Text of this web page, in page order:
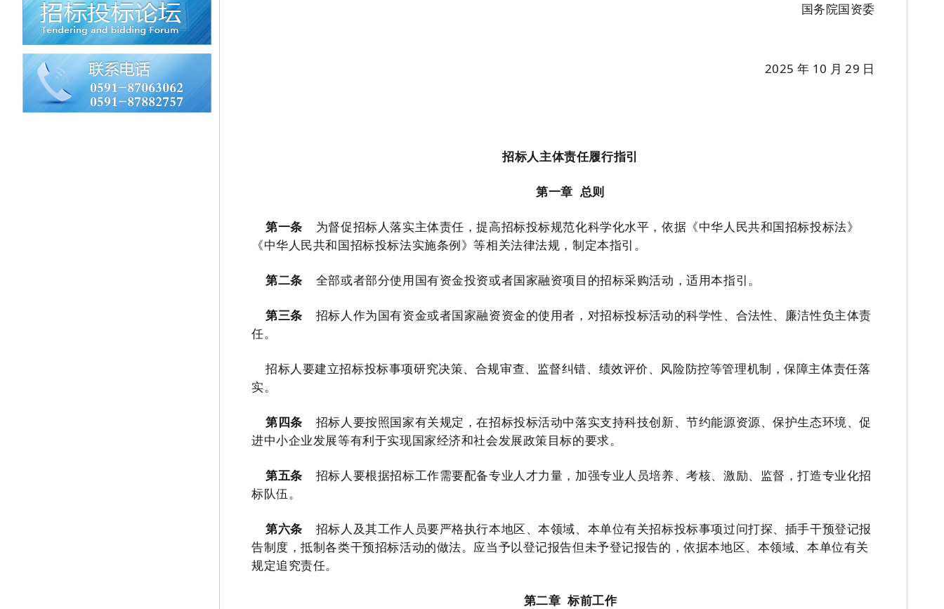
国务院国资委
2025 年 10 月 29 日
招标人主体责任履行指引
第一章 总则
第一条
为督促招标人落实主体责任，提高招标投标规范化科学化水平，依据《中华人民共和国招标投标法》
《中华人民共和国招标投标法实施条例》等相关法律法规，制定本指引。
第二条 全部或者部分使用国有资金投资或者国家融资项目的招标采购活动，适用本指引。
第三条 招标人作为国有资金或者国家融资资金的使用者，对招标投标活动的科学性、 合法性、 廉洁性负主体责
任。
招标人要建立招标投标事项研究决策、合规审查、监督纠错、绩效评价、风险防控等管理机制，保障主体责任落
实。
第四条
招标人要按照国家有关规定，在招标投标活动中落实支持科技创新、节约能源资源、保护生态环境、促
进中小企业发展等有利于实现国家经济和社会发展政策目标的要求。
第五条
招标人要根据招标工作需要配备专业人才力量，加强专业人员培养、考核、激励、监督，打造专业化招
标队伍。
第六条
招标人及其工作人员要严格执行本地区、本领域、本单位有关招标投标事项过问打探、插手干预登记报
告制度，抵制各类干预招标活动的做法。应当予以登记报告但未予登记报告的，依据本地区、本领域、本单位有关
规定追究责任。
第二章 标前工作